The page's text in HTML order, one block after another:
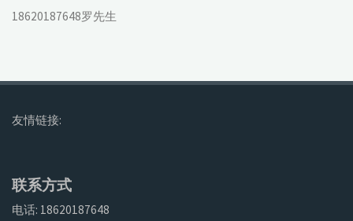
18620187648罗先生
友情链接:
联系方式
电话: 18620187648